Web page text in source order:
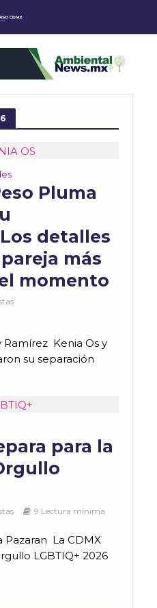
Pluma
detalles
más
momento
Kenia Os y
su separación
para la
9 Lectura mínima
Pazaran La CDMX
LGBTIQ+ 2026